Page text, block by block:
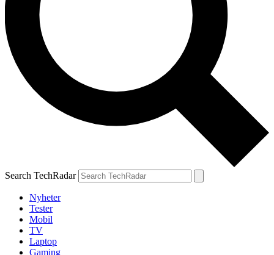
Search TechRadar
Nyheter
Tester
Mobil
TV
Laptop
Gaming